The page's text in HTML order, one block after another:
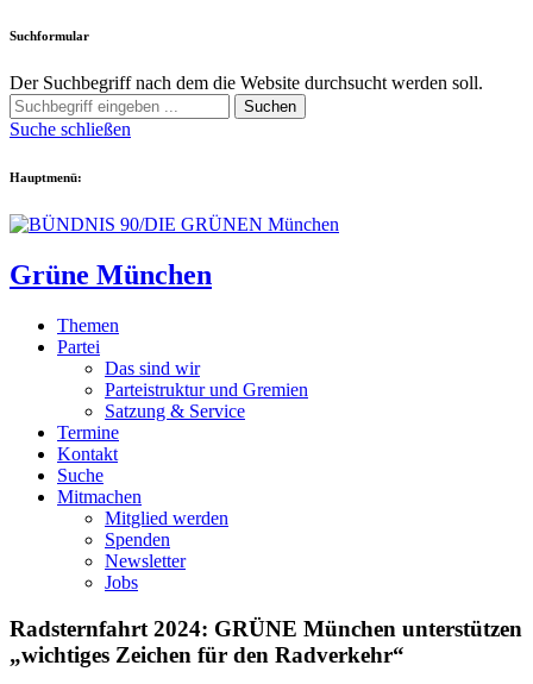
Suchformular
Der Suchbegriff nach dem die Website durchsucht werden soll.
Suchen
Suche schließen
Hauptmenü:
Grüne München
Themen
Partei
Das sind wir
Parteistruktur und Gremien
Satzung & Service
Termine
Kontakt
Suche
Mitmachen
Mitglied werden
Spenden
Newsletter
Jobs
Radsternfahrt 2024: GRÜNE München unterstützen
„wichtiges Zeichen für den Radverkehr“